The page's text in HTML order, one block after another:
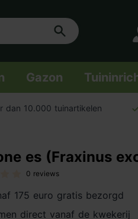
Gazon
dan 10.000 tuinartikelen
es (Fraxinus
0 reviews
175 euro gratis bezorgd
direct vanaf de kwekerij